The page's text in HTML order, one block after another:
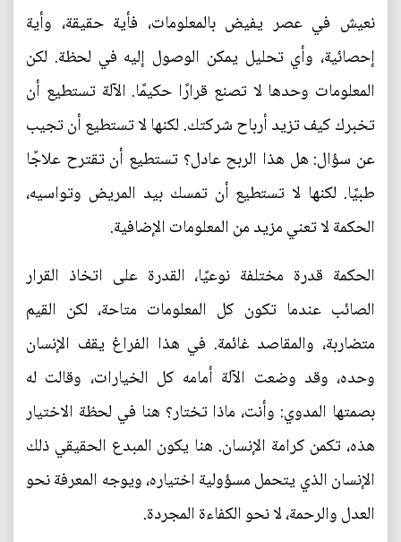
نعيش في عصر يفيض بالمعلومات، فأية حقيقة، وأية
إحصائية، وأي تحليل يمكن الوصول إليه في لحظة. لكن
المعلومات وحدها لا تصنع قرارًا حكيمًا. الآلة تستطيع أن
تخبرك كيف تزيد أرباح شركتك. لكنها لا تستطيع أن تجيب
عن سؤال: هل هذا الربح عادل؟ تستطيع أن تقترح علاجًا
طبيًا. لكنها لا تستطيع أن تمسك بيد المريض وتواسيه،
الحكمة لا تعني مزيد من المعلومات الإضافية.
الحكمة قدرة مختلفة نوعيًا، القدرة على اتخاذ القرار
الصائب عندما تكون كل المعلومات متاحة، لكن القيم
متضاربة، والمقاصد غائمة. في هذا الفراغ يقف الإنسان
وحده، وقد وضعت الآلة أمامه كل الخيارات، وقالت له
بصمتها المدوي: وأنت، ماذا تختار؟ هنا في لحظة الاختيار
هذه، تكمن كرامة الإنسان. هنا يكون المبدع الحقيقي ذلك
الإنسان الذي يتحمل مسؤولية اختياره، ويوجه المعرفة نحو
العدل والرحمة، لا نحو الكفاءة المجردة.